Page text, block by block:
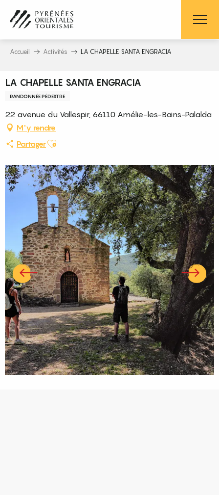
contenu
principal
Accueil Activités LA CHAPELLE SANTA ENGRACIA
LA CHAPELLE SANTA ENGRACIA
RANDONNÉE PÉDESTRE
22 avenue du Vallespir, 66110 Amélie-les-Bains-Palalda
M'y rendre
PartagerAjouter aux favoris